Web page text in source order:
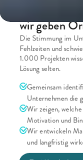
wir geben
Die Stimmung im
Fehlzeiten und
1.000 Projekten
Lösung selten.
Gemeinsam
Unternehmen die
Wir zeigen,
Motivation und
Wir entwickeln
und langfristig